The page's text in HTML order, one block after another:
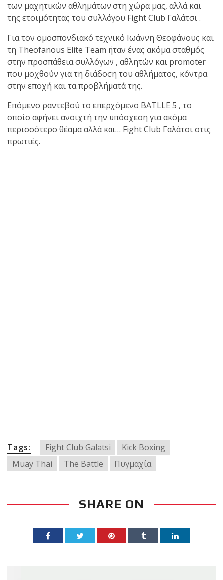
Ο
Κορυφαίος
Βραζιλιάνος προπονητής
Reyson Gracie Red Belt 9th
Degree, σε σεμινάριο BJJ
για λίγους, στο Fight Club
Galatsi..!
των μαχητικών αθλημάτων στη χώρα μας, αλλά και
της ετοιμότητας του συλλόγου Fight Club Γαλάτσι .
Για τον ομοσπονδιακό τεχνικό Ιωάννη Θεοφάνους και
τη Τheofanous Elite Team ήταν ένας ακόμα σταθμός
στην προσπάθεια συλλόγων , αθλητών και promoter
που μοχθούν για τη διάδοση του αθλήματος, κόντρα
στην εποχή και τα προβλήματά της.
Eπόμενο ραντεβού το επερχόμενο BATLLE 5 , το
οποίο αφήνει ανοιχτή την υπόσχεση για ακόμα
περισσότερο θέαμα αλλά και… Fight Club Γαλάτσι στις
πρωτιές.
Tags: Fight Club Galatsi
Kick Boxing
Muay Thai
The Battle Πυγμαχία
SHARE ON